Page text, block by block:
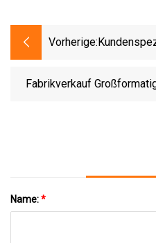
Vorherige:
Fabrikverkauf
Name:*